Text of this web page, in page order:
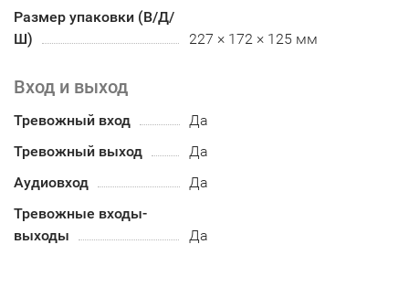
Размер упаковки (В/Д/
Ш)
227 × 172 × 125 мм
Вход и выход
Тревожный вход
Да
Тревожный выход
Да
Аудиовход
Да
Тревожные входы-
выходы
Да